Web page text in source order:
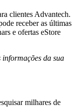
clientes Advantech.
receber as últimas
e ofertas eStore
da sua
milhares de